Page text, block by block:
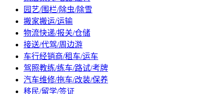
园艺/围栏/除虫/除雪
搬家搬运/运输
物流快递/报关/仓储
接送/代驾/周边游
车行经销商/租车/运车
驾照教练/练车/路试/考牌
汽车维修/拖车/改装/保养
移民/留学/签证